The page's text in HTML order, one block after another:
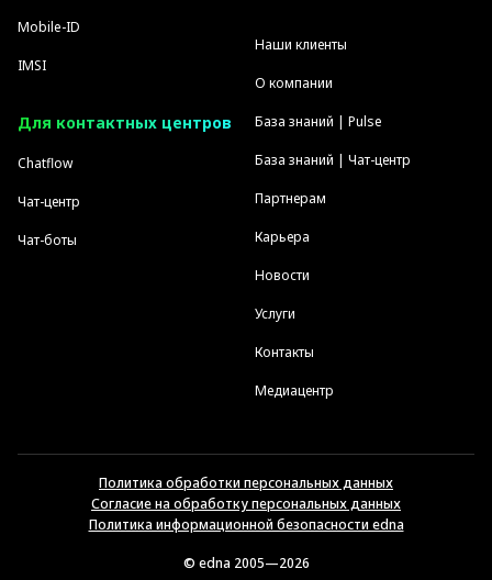
Mobile-ID
IMSI
Для контактных центров
Chatflow
Чат-центр
Чат-боты
Наши клиенты
О компании
База знаний | Pulse
База знаний | Чат-центр
Партнерам
Карьера
Новости
Услуги
Контакты
Медиацентр
Политика обработки персональных данных
Согласие на обработку персональных данных
Политика информационной безопасности edna
© edna 2005—2026